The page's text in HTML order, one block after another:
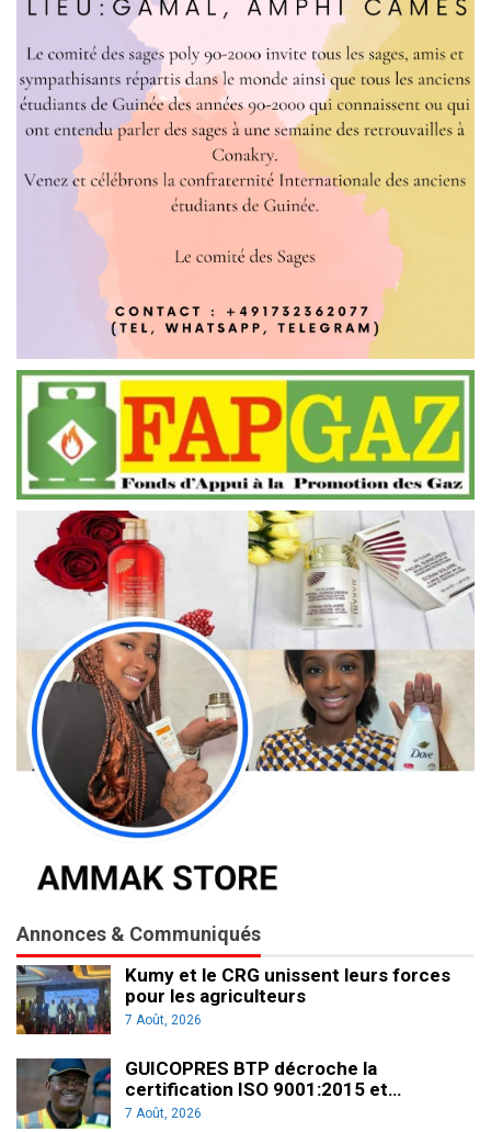
Annonces & Communiqués
Kumy et le CRG unissent leurs forces
pour les agriculteurs
7 Août, 2026
GUICOPRES BTP décroche la
certification ISO 9001:2015 et…
7 Août, 2026